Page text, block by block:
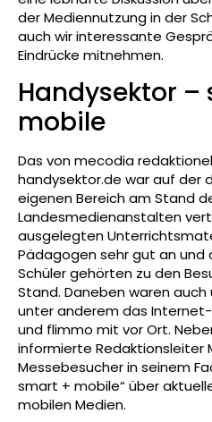
der Mediennutzung in der
auch wir interessante
Eindrücke mitnehmen.
Handysektor –
mobile
Das von mecodia
handysektor.de war auf der
eigenen Bereich am Stand
Landesmedienanstalten
ausgelegten
Pädagogen sehr gut an
Schüler gehörten zu den
Stand. Daneben waren
unter anderem das Internet-
und flimmo mit vor Ort.
informierte Redaktionsleiter
Messebesucher in seinem
smart + mobile“ über
mobilen Medien.